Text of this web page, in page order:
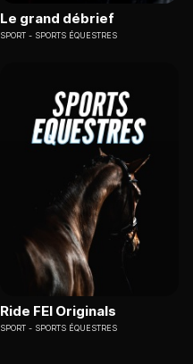
Le grand débrief
SPORT SPORTS ÉQUESTRES
Ride FEI Originals
SPORT SPORTS ÉQUESTRES